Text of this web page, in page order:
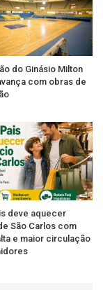
do Ginásio Milton
com obras de
deve aquecer
São Carlos com
e maior circulação